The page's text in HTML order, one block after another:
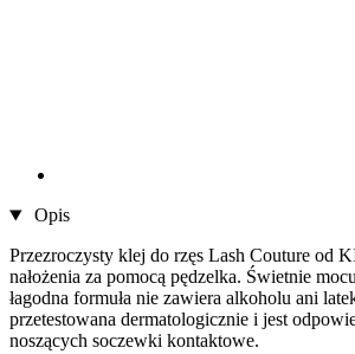
Opis
Przezroczysty klej do rzęs Lash Couture od
nałożenia za pomocą pędzelka. Świetnie
łagodna formuła nie zawiera alkoholu ani
przetestowana dermatologicznie i jest
noszących soczewki kontaktowe.